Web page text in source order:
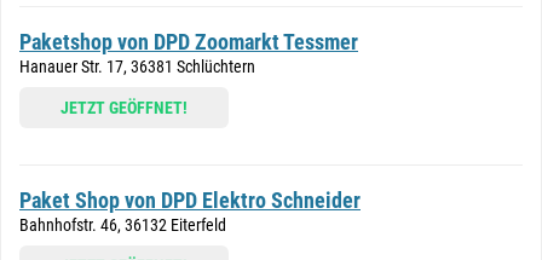
Paketshop von DPD Zoomarkt Tessmer
Hanauer Str. 17, 36381 Schlüchtern
JETZT GEÖFFNET!
Paket Shop von DPD Elektro Schneider
Bahnhofstr. 46, 36132 Eiterfeld